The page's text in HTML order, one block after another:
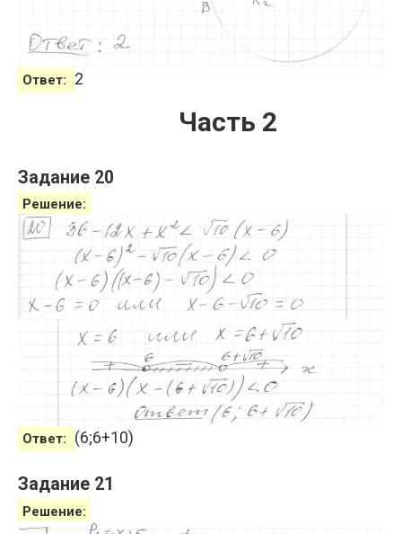
Ответ: 2
Часть 2
Задание 20
Решение:
Ответ: (6;6+10)
Задание 21
Решение: